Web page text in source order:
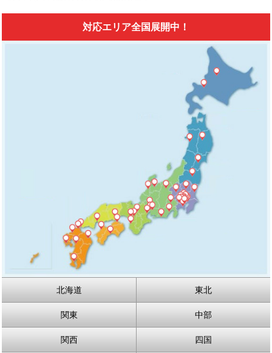
対応エリア全国展開中！
北海道 東北
関東 中部
関西 四国